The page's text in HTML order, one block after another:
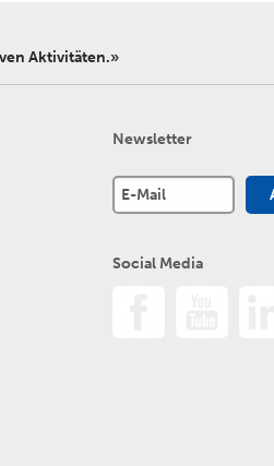
Aktivitäten.»
Newsletter
Social Media